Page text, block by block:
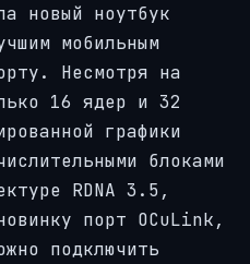
новый ноутбук
мобильным
Несмотря на
16 ядер и 32
графики
блоками
RDNA 3.5,
порт OCuLink,
подключить